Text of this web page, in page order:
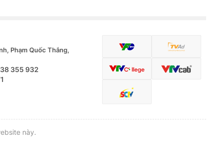
Phạm Quốc Thắng,
355 932
này.